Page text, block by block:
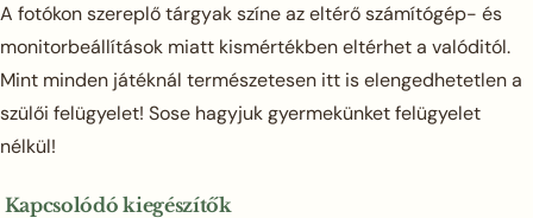
A fotókon szereplő tárgyak színe az eltérő számítógép- és
monitorbeállítások miatt kismértékben eltérhet a valóditól.
Mint minden játéknál természetesen itt is elengedhetetlen a
szülői felügyelet! Sose hagyjuk gyermekünket felügyelet
nélkül!
Kapcsolódó kiegészítők